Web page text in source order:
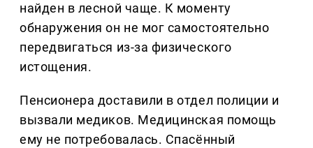
найден в лесной чаще. К моменту
обнаружения он не мог самостоятельно
передвигаться из-за физического
истощения.
Пенсионера доставили в отдел полиции и
вызвали медиков. Медицинская помощь
ему не потребовалась. Спасённый